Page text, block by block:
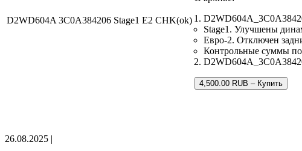
D2WD604A 3C0A384206 Stage1 E2 CHK(ok)
Stage1. Улучшены
Евро-2. Отключен
Контрольные суммы
4,500.00 RUB – Купить
26.08.2025 |